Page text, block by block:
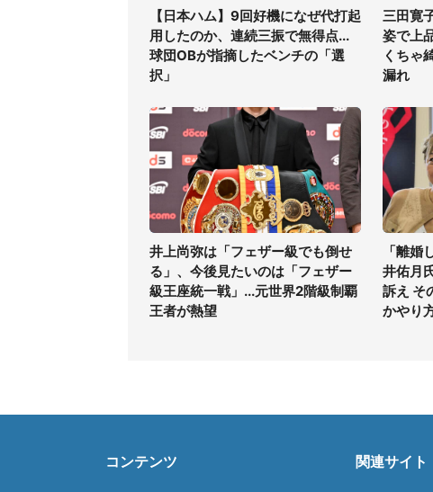
【日本ハム】9回好機になぜ代打起
用したのか、連続三振で無得点...
球団OBが指摘したベンチの「選
択」
三田寛
姿で上
くちゃ
漏れ
井上尚弥は「フェザー級でも倒せ
る」、今後見たいのは「フェザー
級王座統一戦」...元世界2階級制覇
王者が熱望
「離婚
井佑月
訴え そ
かやり
コンテンツ 関連サイト